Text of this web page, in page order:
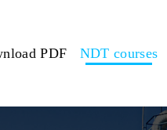
PDF NDT courses